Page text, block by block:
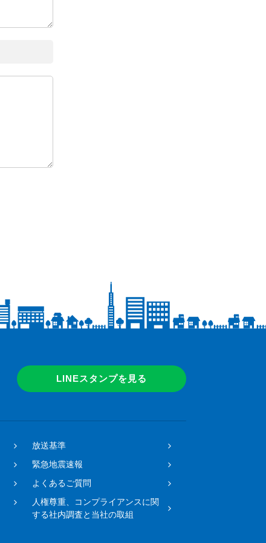
LINEスタンプを見る
放送基準
緊急地震速報
よくあるご質問
人権尊重、コンプライアンスに関
する社内調査と当社の取組